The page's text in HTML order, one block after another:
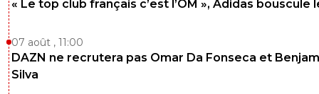
« Le top club français c’est l’OM », Adidas bouscule
07 août , 11:00
DAZN ne recrutera pas Omar Da Fonseca et
Silva